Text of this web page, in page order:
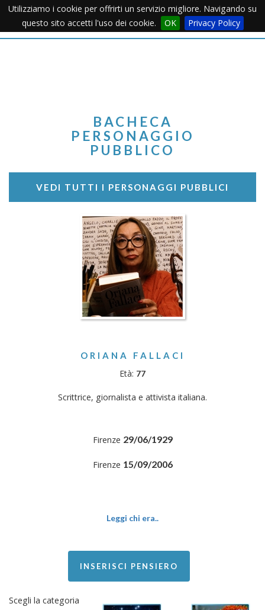
Utilizziamo i cookie per offrirti un servizio migliore. Navigando su
questo sito accetti l'uso dei cookie.
OK Privacy PolicyMenu
BACHECA
PERSONAGGIO
PUBBLICO
VEDI TUTTI I PERSONAGGI PUBBLICI
ORIANA FALLACI
Età: 77
Scrittrice, giornalista e attivista italiana.
Firenze 29/06/1929
Firenze 15/09/2006
Leggi chi era..
INSERISCI PENSIERO
Scegli la categoria